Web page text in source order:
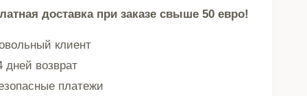
TAPE
доставка при заказе свыше 50 евро!
клиент
дней возврат
платежи